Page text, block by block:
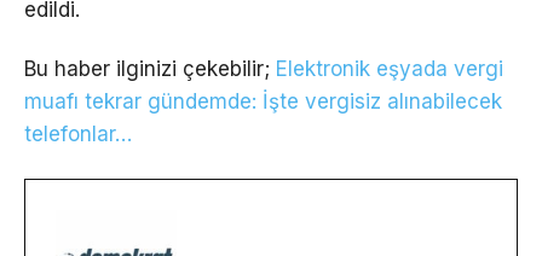
edildi.
Bu haber ilginizi çekebilir; Elektronik eşyada vergi
muafı tekrar gündemde: İşte vergisiz alınabilecek
telefonlar…